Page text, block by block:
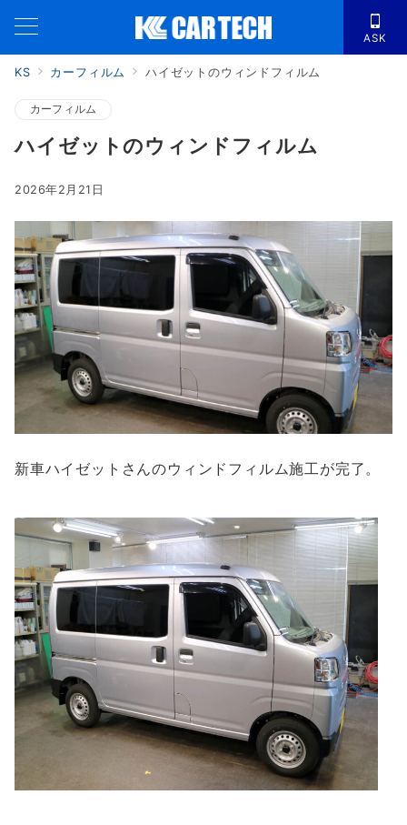
ASK
KS カーフィルム ハイゼットのウィンドフィルム
カーフィルム
ハイゼットのウィンドフィルム
2026年2月21日
新車ハイゼットさんのウィンドフィルム施工が完了。